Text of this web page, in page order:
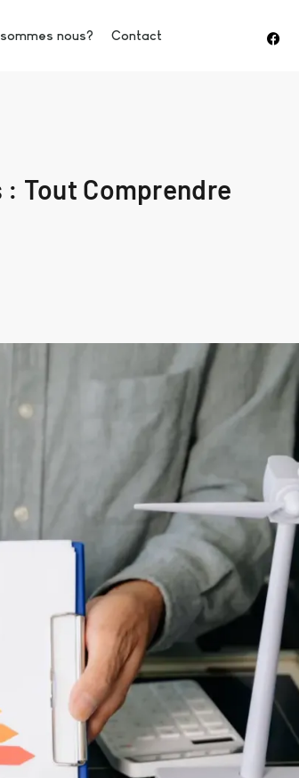
nous? Contact
Tout Comprendre